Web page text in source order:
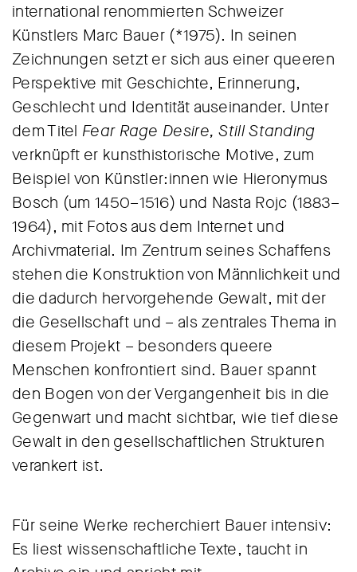
international renommierten Schweizer
Künstlers Marc Bauer (*1975). In seinen
Zeichnungen setzt er sich aus einer queeren
Perspektive mit Geschichte, Erinnerung,
Geschlecht und Identität auseinander. Unter
dem Titel Fear Rage Desire, Still Standing
verknüpft er kunsthistorische Motive, zum
Beispiel von Künstler:innen wie Hieronymus
Bosch (um 1450–1516) und Nasta Rojc (1883–
1964), mit Fotos aus dem Internet und
Archivmaterial. Im Zentrum seines Schaffens
stehen die Konstruktion von Männlichkeit und
die dadurch hervorgehende Gewalt, mit der
die Gesellschaft und – als zentrales Thema in
diesem Projekt – besonders queere
Menschen konfrontiert sind. Bauer spannt
den Bogen von der Vergangenheit bis in die
Gegenwart und macht sichtbar, wie tief diese
Gewalt in den gesellschaftlichen Strukturen
verankert ist.
Für seine Werke recherchiert Bauer intensiv:
Es liest wissenschaftliche Texte, taucht in